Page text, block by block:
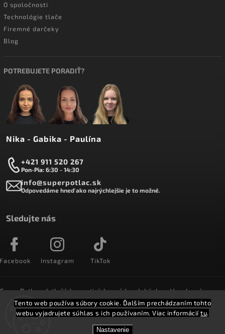
Tento web používa súbory cookie. Ďalším prechádzaním tohto
webu vyjadrujete súhlas s ich používaním. Viac informáciítu.
Nastavenie
O spoločnosti
Technológie tlače
Firemné darčeky
Blog
POTREBUJETE PORADIŤ?
Nika - Gabika - Paulína
+421 911 520 267
Pon-Pia: 6:30 - 14:30
info@superpotlac.sk
Odpovedáme hneď ako najrýchlejšie je to možné.
Sledujte nás
Instagram TikTok
SuperPotlac.sk tlačí denne tisícky módnych kúskov. Vyrobené na
Slovensku a doručované do celého sveta :)
SuperPotlač.sk. Všetky práva vyhradené.